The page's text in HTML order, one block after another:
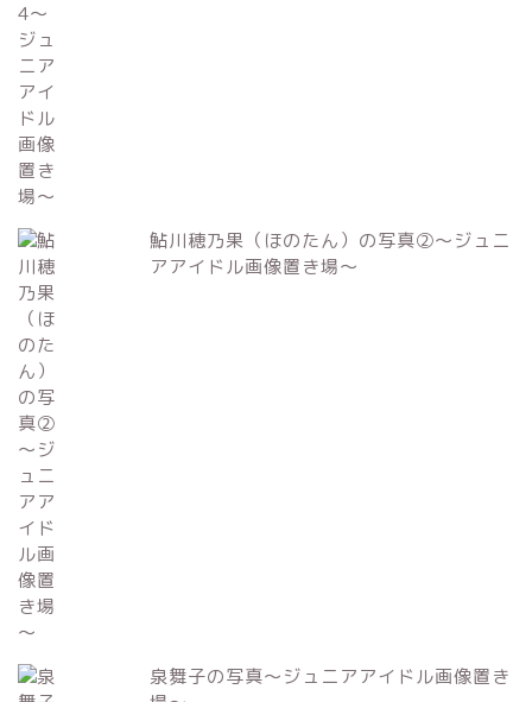
鮎川穂乃果（ほのたん）の写真②～ジュニ
アアイドル画像置き場～
泉舞子の写真～ジュニアアイドル画像置き